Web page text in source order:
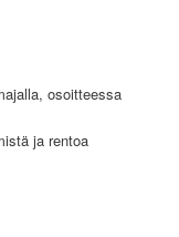
osoitteessa
ja rentoa